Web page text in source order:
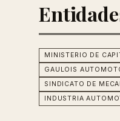
MINISTERIO DE
GAULOIS
SINDICATO DE
INDUSTRIA